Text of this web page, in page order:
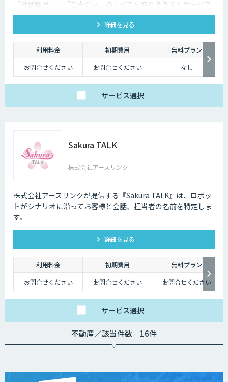
「対話管理」、「音声合成」のすべてを取りそろえたサービス
です。
詳細を見る
利用料金 初期費用
無料プラン
お問合せください
お問合せください なし
サービス選択
Sakura TALK
株式会社アースリンク
株式会社アースリンクが提供する『Sakura TALK』は、ロボッ
トがシナリオに沿ってお客様と会話、担当者の名前を特定しま
す。
詳細を見る
利用料金 初期費用
無料プラン
お問合せください
お問合せください お問合せください
サービス選択
不動産／該当件数 16件